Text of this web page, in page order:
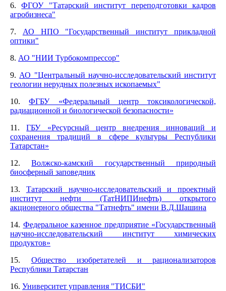
6.ФГОУ "Татарский институт переподготовки кадров
агробизнеса"
7. АО НПО "Государственный институт прикладной
оптики"
8. АО "НИИ Турбокомпрессор"
9. АО "Центральный научно-исследовательский институт
геологии нерудных полезных ископаемых"
10.ФГБУ «Федеральный центр токсикологической,
радиационной и биологической безопасности»
11.ГБУ «Ресурсный центр внедрения инноваций и
сохранения традиций в сфере культуры Республики
Татарстан»
12.Волжско-камский государственный природный
биосферный заповедник
13. Татарский научно-исследовательский и проектный
институт нефти (ТатНИПИнефть) открытого
акционерного общества "Татнефть" имени В.Д.Шашина
14. Федеральное казенное предприятие «Государственный
научно-исследовательский институт химических
продуктов»
15. Общество изобретателей и рационализаторов
Республики Татарстан
16. Университет управления "ТИСБИ"